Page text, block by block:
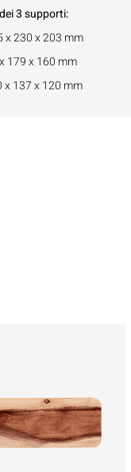
3 supporti:
x 230 x 203 mm
179 x 160 mm
x 137 x 120 mm